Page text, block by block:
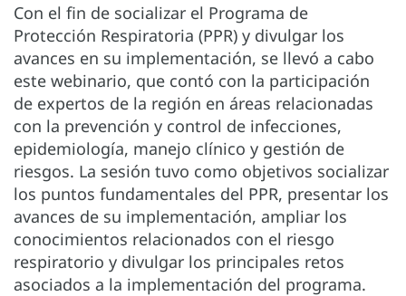
Con el fin de socializar el Programa de
Protección Respiratoria (PPR) y divulgar los
avances en su implementación, se llevó a cabo
este webinario, que contó con la participación
de expertos de la región en áreas relacionadas
con la prevención y control de infecciones,
epidemiología, manejo clínico y gestión de
riesgos. La sesión tuvo como objetivos socializar
los puntos fundamentales del PPR, presentar los
avances de su implementación, ampliar los
conocimientos relacionados con el riesgo
respiratorio y divulgar los principales retos
asociados a la implementación del programa.